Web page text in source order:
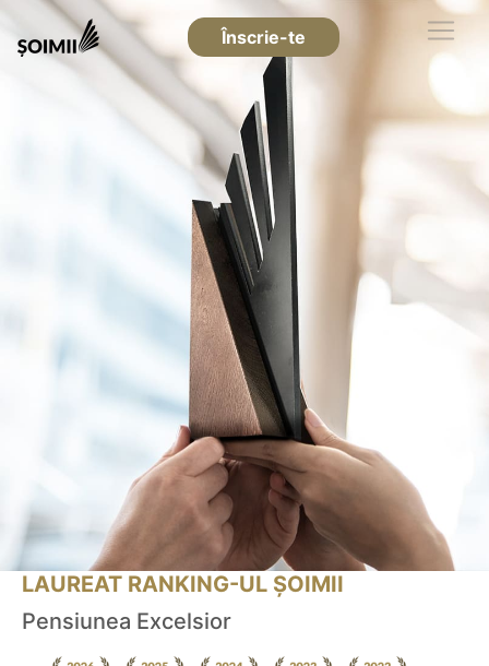
Înscrie-te
LAUREAT RANKING-UL ȘOIMII
Pensiunea Excelsior